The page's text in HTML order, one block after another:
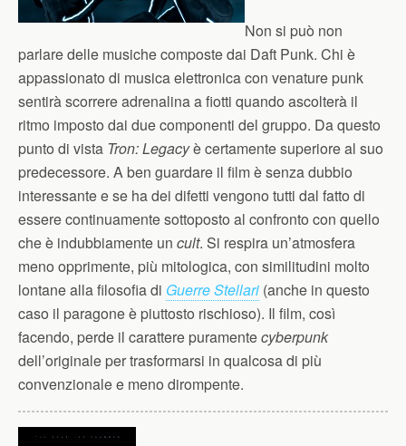
Non si può non
parlare delle musiche composte dai Daft Punk. Chi è
appassionato di musica elettronica con venature punk
sentirà scorrere adrenalina a fiotti quando ascolterà il
ritmo imposto dai due componenti del gruppo. Da questo
punto di vista Tron: Legacyè certamente superiore al suo
predecessore. A ben guardare il film è senza dubbio
interessante e se ha dei difetti vengono tutti dal fatto di
essere continuamente sottoposto al confronto con quello
che è indubbiamente un cult. Si respira un’atmosfera
meno opprimente, più mitologica, con similitudini molto
lontane alla filosofia di Guerre Stellari (anche in questo
caso il paragone è piuttosto rischioso). Il film, così
facendo, perde il carattere puramentecyberpunk
dell’originale per trasformarsi in qualcosa di più
convenzionale e meno dirompente.